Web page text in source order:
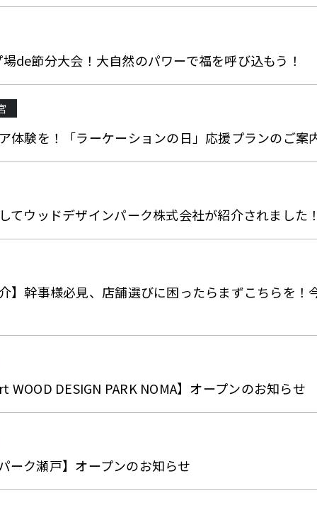
de節分大会！大自然のパワーで福を呼び込もう！
体験を！「ラーケーションの日」応援プランのご案
てウッドデザインパーク株式会社が紹介されました！
】幹事様必見、店舗選びに困ったらまずこちらを！
DESIGN PARK NOMA】オープンのお知らせ
ーク瀬戸】オープンのお知らせ